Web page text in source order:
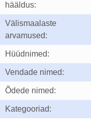
hääldus:
Välismaalaste
arvamused:
Hüüdnimed:
Vendade nimed:
Õdede nimed:
Kategooriad: